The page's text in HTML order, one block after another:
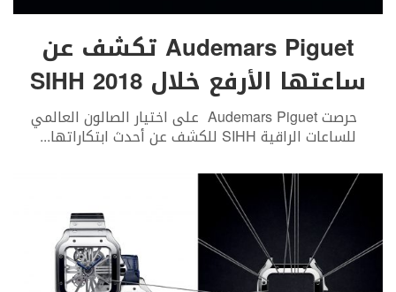
Audemars Piguet تكشف عن
ساعتها الأرفع خلال SIHH 2018
حرصت Audemars Piguet على اختيار الصالون العالمي
للساعات الراقية SIHH للكشف عن أحدث ابتكاراتها ...